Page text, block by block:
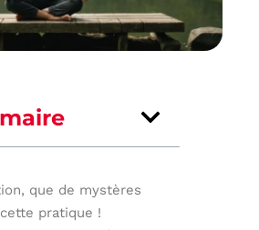
que de mystères
pratique !